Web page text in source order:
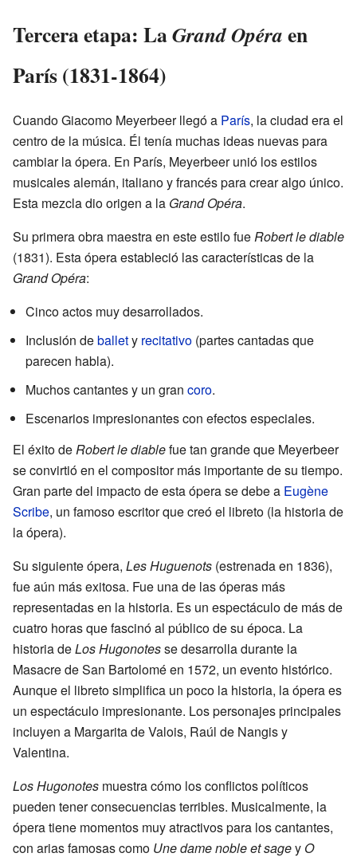
Tercera etapa: LaGrand Opéraen
París (1831-1864)
Cuando Giacomo Meyerbeer llegó a París, la ciudad era el
centro de la música. Él tenía muchas ideas nuevas para
cambiar la ópera. En París, Meyerbeer unió los estilos
musicales alemán, italiano y francés para crear algo único.
Esta mezcla dio origen a la Grand Opéra.
Su primera obra maestra en este estilo fueRobert le diable
(1831). Esta ópera estableció las características de la
Grand Opéra:
Cinco actos muy desarrollados.
Inclusión deballety recitativo (partes cantadas que
parecen habla).
Muchos cantantes y un gran coro.
Escenarios impresionantes con efectos especiales.
El éxito deRobert le diablefue tan grande que Meyerbeer
se convirtió en el compositor más importante de su tiempo.
Gran parte del impacto de esta ópera se debe a Eugène
Scribe, un famoso escritor que creó el libreto (la historia de
la ópera).
Su siguiente ópera, Les Huguenots (estrenada en 1836),
fue aún más exitosa. Fue una de las óperas más
representadas en la historia. Es un espectáculo de más de
cuatro horas que fascinó al público de su época. La
historia deLos Hugonotesse desarrolla durante la
Masacre de San Bartolomé en 1572, un evento histórico.
Aunque el libreto simplifica un poco la historia, la ópera es
un espectáculo impresionante. Los personajes principales
incluyen a Margarita de Valois, Raúl de Nangis y
Valentina.
Los Hugonotes muestra cómo los conflictos políticos
pueden tener consecuencias terribles. Musicalmente, la
ópera tiene momentos muy atractivos para los cantantes,
con arias famosas como Une dame noble et sagey O